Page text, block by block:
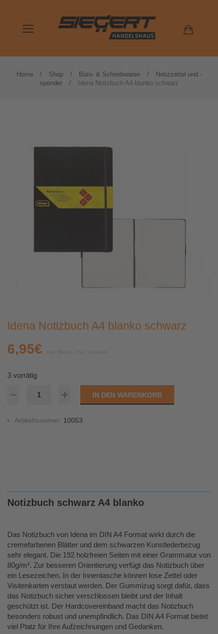
Home Shop Büro- & Schreibwaren
Notizzettel und -
spender
Idena Notizbuch A4 blanko schwarz
Idena Notizbuch A4 blanko schwarz
6,95€
3 vorrätig
IN DEN WARENKORB
Artikelnummer: 10053
Notizbuch schwarz A4 blanko
Das Notizbuch von Idena im DIN A4 Format wirkt durch die
cremefarbenen Blätter und dem schwarzen Kunstlederbezug
sehr elegant. Die 192 holzfreien Seiten mit einer Grammatur von
80g/m². Zur besseren Orientierung verfügt das Notizbuch über
ein Lesezeichen. In der Innentasche können lose Zettel oder
Visitenkarten verstaut werden. Der Gummizug sorgt dafür, dass
das Notizbuch sicher verschlossen bleibt und der Inhalt
geschützt ist. Der Hardcovereinband macht das Notizbuch
besonders robust und unempfindlich. Das DIN A4 Format bietet
viel Platz für Ihre Aufzeichnungen und Gedanken.